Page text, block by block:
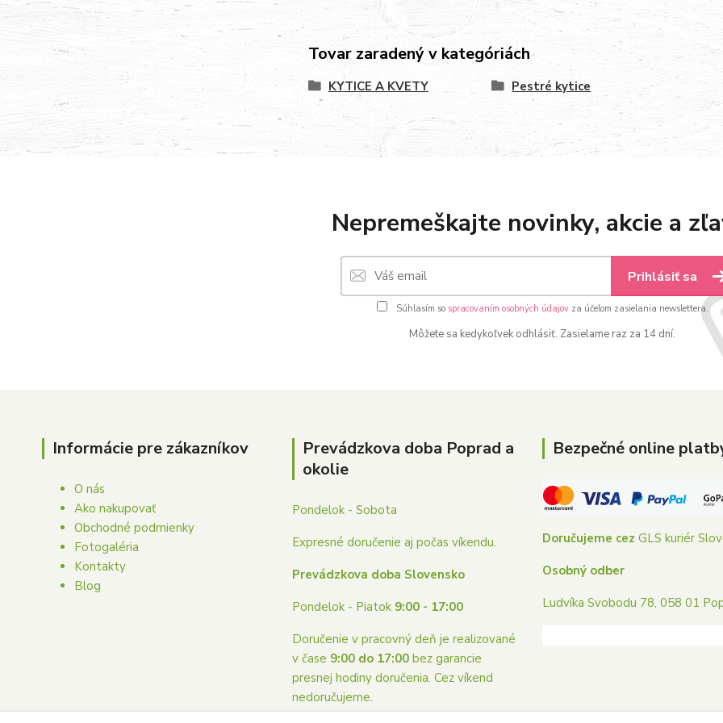
Tovar zaradený v kategóriách
KYTICE A KVETY Pestré kytice
Nepremeškajte novinky, akcie a
Prihlásiť sa
Súhlasím so spracovaním osobných údajovza účelom zasielania newslettera.
Môžete sa kedykoľvek odhlásiť. Zasielame raz za 14 dní.
Informácie pre zákazníkov
O nás
Ako nakupovať
Obchodné podmienky
Fotogaléria
Kontakty
Blog
Prevádzkova doba Poprad a
okolie
Pondelok - Sobota
Expresné doručenie aj počas víkendu.
Prevádzkova doba Slovensko
Pondelok - Piatok 9:00 - 17:00
Doručenie v pracovný deň je realizované
v čase 9:00 do 17:00 bez garancie
presnej hodiny doručenia. Cez víkend
nedoručujeme.
Bezpečné online
Doručujeme cez GLS kuriér
Osobný odber
Ludvíka Svobodu 78, 058 01